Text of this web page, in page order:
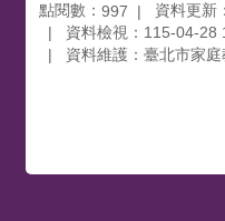
點閱數： 997
資料更新
資料檢視：115-04-28
資料維護：臺北市家